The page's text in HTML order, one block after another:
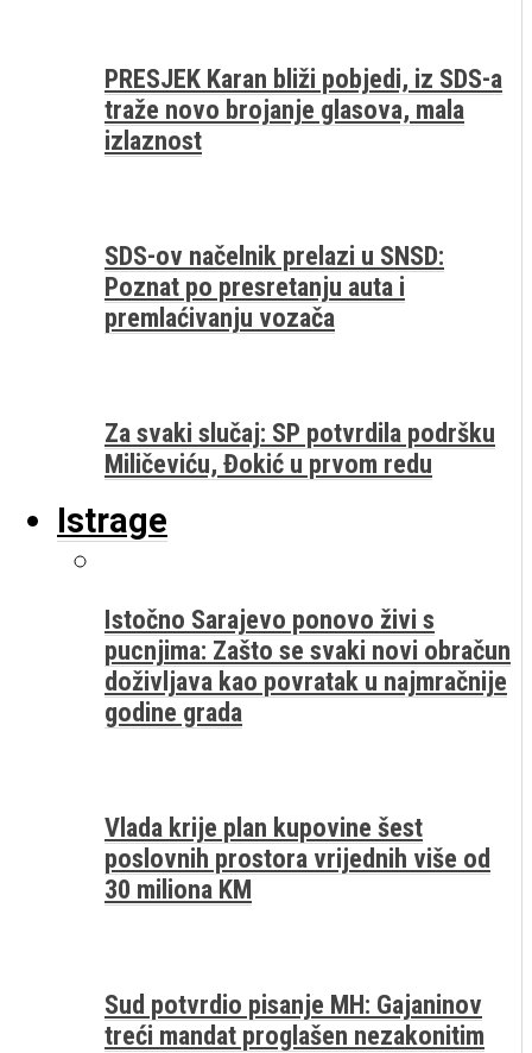
PRESJEK Karan bliži pobjedi, iz SDS-a
traže novo brojanje glasova, mala
izlaznost
SDS-ov načelnik prelazi u SNSD:
Poznat po presretanju auta i
premlaćivanju vozača
Za svaki slučaj: SP potvrdila podršku
Miličeviću, Đokić u prvom redu
Istrage
Istočno Sarajevo ponovo živi s
pucnjima: Zašto se svaki novi obračun
doživljava kao povratak u najmračnije
godine grada
Vlada krije plan kupovine šest
poslovnih prostora vrijednih više od
30 miliona KM
Sud potvrdio pisanje MH: Gajaninov
treći mandat proglašen nezakonitim